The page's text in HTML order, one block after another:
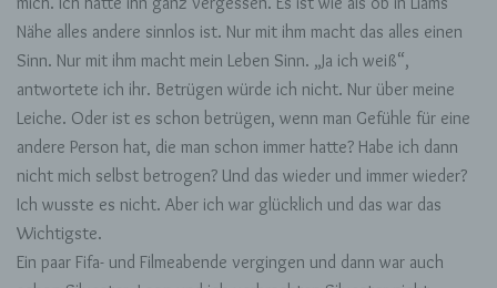
Nähe alles andere sinnlos ist. Nur mit ihm macht das alles einen
Sinn. Nur mit ihm macht mein Leben Sinn. „Ja ich weiß“,
antwortete ich ihr. Betrügen würde ich nicht. Nur über meine
Leiche. Oder ist es schon betrügen, wenn man Gefühle für eine
andere Person hat, die man schon immer hatte? Habe ich dann
nicht mich selbst betrogen? Und das wieder und immer wieder?
Ich wusste es nicht. Aber ich war glücklich und das war das
Wichtigste.
Ein paar Fifa- und Filmeabende vergingen und dann war auch